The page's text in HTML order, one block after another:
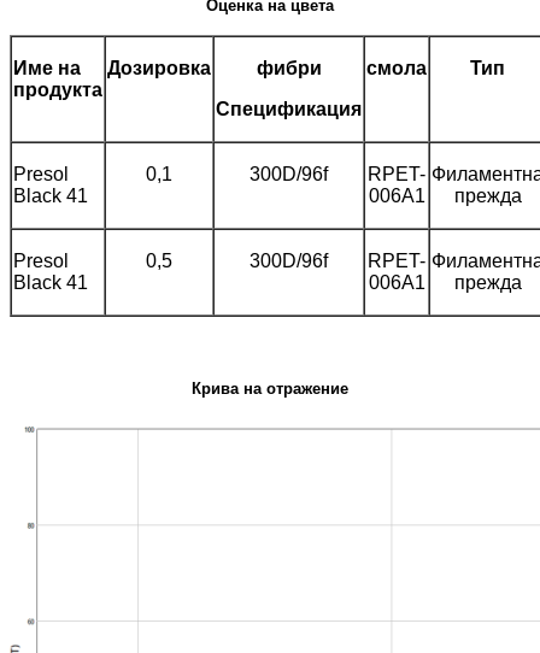
Оценка на цвета
Име на
продукта
Дозировка
фибри
Спецификация
смола Тип
Presol
Black 41
0,1 300D/96f
RPET-
006A1
прежда
Presol
Black 41
0,5 300D/96f
RPET-
006A1
прежда
Крива на отражение